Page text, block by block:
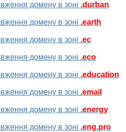
домену в зоні .durban
домену в зоні .earth
домену в зоні .ec
домену в зоні .eco
домену в зоні .education
домену в зоні .email
домену в зоні .energy
домену в зоні .eng.pro